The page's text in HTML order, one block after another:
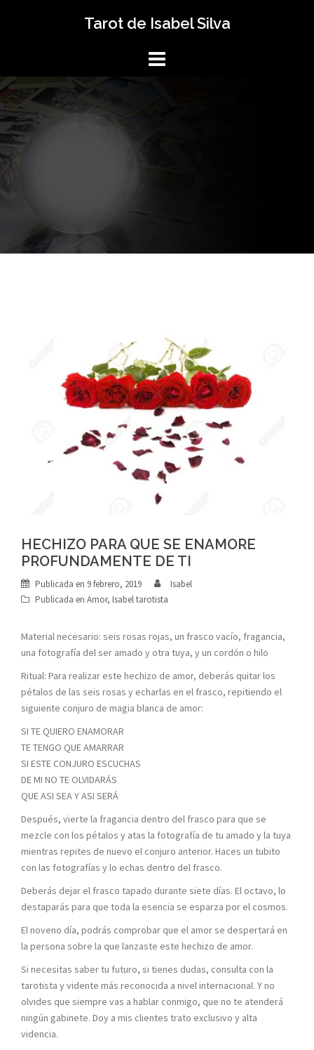
Tarot de Isabel Silva
HECHIZO PARA QUE SE ENAMORE
PROFUNDAMENTE DE TI
Publicada en 9 febrero, 2019
Isabel
Publicada en Amor, Isabel tarotista
Material necesario: seis rosas rojas, un frasco vacío, fragancia,
una fotografía del ser amado y otra tuya, y un cordón o hilo
Ritual: Para realizar este hechizo de amor, deberás quitar los
pétalos de las seis rosas y echarlas en el frasco, repitiendo el
siguiente conjuro de magia blanca de amor:
SI TE QUIERO ENAMORAR
TE TENGO QUE AMARRAR
SI ESTE CONJURO ESCUCHAS
DE MI NO TE OLVIDARÁS
QUE ASI SEA Y ASI SERÁ
Después, vierte la fragancia dentro del frasco para que se
mezcle con los pétalos y atas la fotografía de tu amado y la tuya
mientras repites de nuevo el conjuro anterior. Haces un tubito
con las fotografías y lo echas dentro del frasco.
Deberás dejar el frasco tapado durante siete días. El octavo, lo
destaparás para que toda la esencia se esparza por el cosmos.
El noveno día, podrás comprobar que el amor se despertará en
la persona sobre la que lanzaste este hechizo de amor.
Si necesitas saber tu futuro, si tienes dudas, consulta con la
tarotista y vidente más reconocida a nivel internacional. Y no
olvides que siempre vas a hablar conmigo, que no te atenderá
ningún gabinete. Doy a mis clientes trato exclusivo y alta
videncia.